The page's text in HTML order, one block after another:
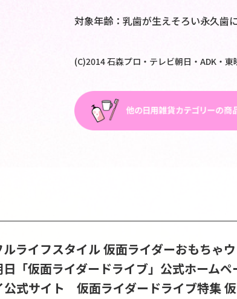
対象年齢：乳歯が生えそろい永久歯
(C)2014 石森プロ・テレビ朝日・ADK・東
ルライフスタイル仮面ライダーおもちゃ
「仮面ライダードライブ」公式ホームペ
公式サイト 仮面ライダードライブ特集